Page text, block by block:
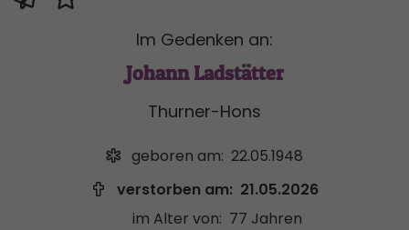
Im Gedenken an:
Johann Ladstätter
Thurner-Hons
geboren am: 22.05.1948
verstorben am: 21.05.2026
im Alter von: 77 Jahren